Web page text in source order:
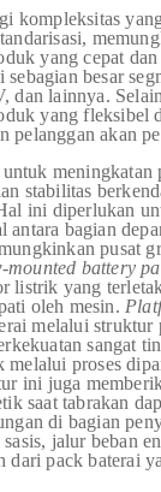
kompleksitas
yang cepat
besar
dan lainnya.
yang fleksibel
pelanggan akan
meningkatan
stabilitas
ini diperlukan
antara bagian
pusat
mounted battery
listrik yang
oleh mesin.
melalui struktur
sangat
melalui proses
ini juga
saat tabrakan
di bagian
sasis, jalur beban
dari pack baterai